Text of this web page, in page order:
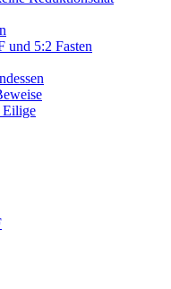
und 5:2 Fasten
Eilige